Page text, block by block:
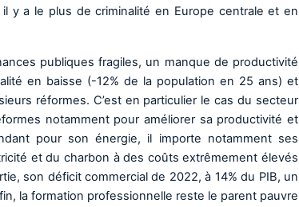
y a le plus de criminalité en Europe centrale et en
publiques fragiles, un manque de productivité
en baisse (-12% de la population en 25 ans) et
réformes. C’est en particulier le cas du secteur
notamment pour améliorer sa productivité et
pour son énergie, il importe notamment ses
et du charbon à des coûts extrêmement élevés
son déficit commercial de 2022, à 14% du PIB, un
la formation professionnelle reste le parent pauvre